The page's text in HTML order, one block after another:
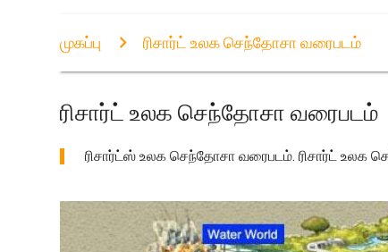
முகப்பு ரிசார்ட் உலக செந்தோசா வரைபடம்
ரிசார்ட் உலக செந்தோசா வரைபடம்
ரிசார்ட்ஸ் உலக செந்தோசா வரைபடம். ரிசார்ட் உலக